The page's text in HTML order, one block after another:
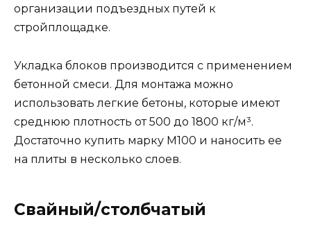
организации подъездных путей к
стройплощадке.
Укладка блоков производится с применением
бетонной смеси. Для монтажа можно
использовать легкие бетоны, которые имеют
среднюю плотность от 500 до 1800 кг/м³.
Достаточно купить марку М100 и наносить ее
на плиты в несколько слоев.
Свайный/столбчатый